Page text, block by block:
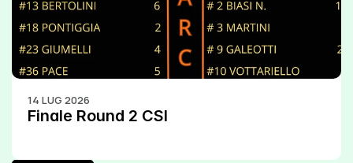
14 LUG 2026
Finale Round 2 CSI